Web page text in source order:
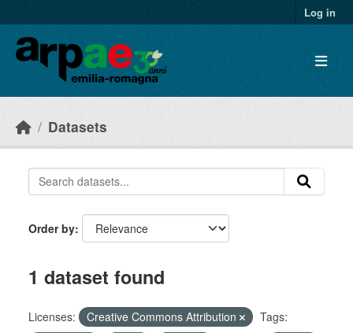
Log in
Datasets
Order by
1 dataset found
Licenses: Creative Commons Attribution
Tags: